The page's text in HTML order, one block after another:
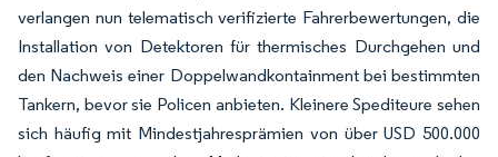
verlangen nun telematisch verifizierte Fahrerbewertungen, die
Installation von Detektoren für thermisches Durchgehen und
den Nachweis einer Doppelwandkontainment bei bestimmten
Tankern, bevor sie Policen anbieten. Kleinere Spediteure sehen
sich häufig mit Mindestjahresprämien von über USD 500.000